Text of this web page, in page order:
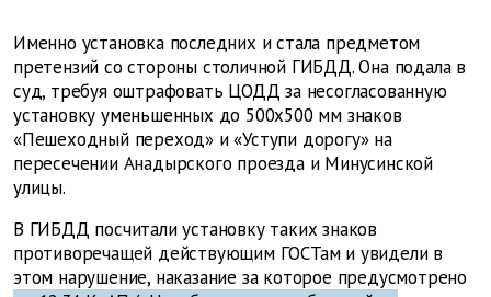
Именно установка последних и стала предметом
претензий со стороны столичной ГИБДД. Она подала в
суд, требуя оштрафовать ЦОДД за несогласованную
установку уменьшенных до 500х500 мм знаков
«Пешеходный переход» и «Уступи дорогу» на
пересечении Анадырского проезда и Минусинской
улицы.
В ГИБДД посчитали установку таких знаков
противоречащей действующим ГОСТам и увидели в
этом нарушение, наказание за которое предусмотрено